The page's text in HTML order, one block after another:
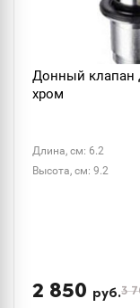
Донный клапан
хром
Длина, см: 6.2
Высота, см: 9.2
2 850 руб.3